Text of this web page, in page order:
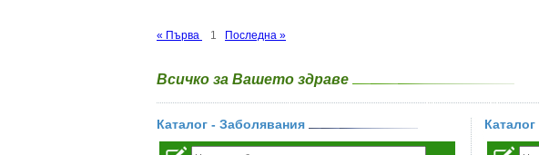
« Първа 1 Последна »
Всичко за Вашето здраве
Каталог - Заболявания